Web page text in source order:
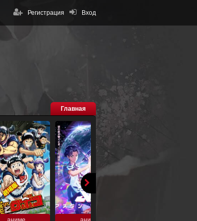
Вход
Регистрация
Главная